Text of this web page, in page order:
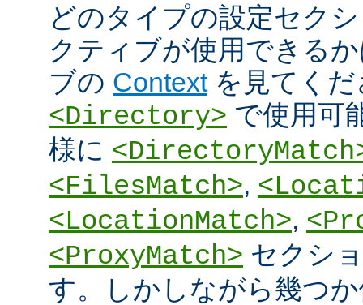
どのタイプの設定セク
クティブが使用できる
ブの Contextを見てくだ
<Directory> で使用可
様に
<FilesMatch>,
<LocationMatch>,
<ProxyMatch> セクシ
す。しかしながら幾つ